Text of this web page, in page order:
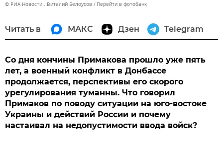
© РИА Новости . Виталий Белоусов Перейти в фотобанк
Читать в МАКС Дзен Telegram
Со дня кончины Примакова прошло уже пять
лет, а военный конфликт в Донбассе
продолжается, перспективы его скорого
урегулирования туманны. Что говорил
Примаков по поводу ситуации на юго-востоке
Украины и действий России и почему
настаивал на недопустимости ввода войск?